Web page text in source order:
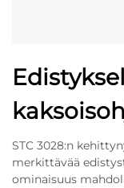
STC 3028:n
merkittävää
ominaisuus